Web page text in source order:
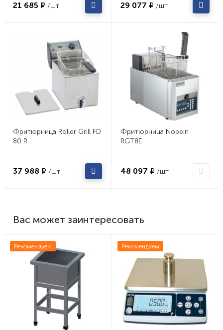
21 685 ₽ /шт 29 077 ₽ /шт
Фритюрница Roller Grill FD
80 R
37 988 ₽ /шт
Фритюрница Nopein
RGT8E
48 097 ₽ /шт
Вас может заинтересовать
Рекомендуем Рекомендуем